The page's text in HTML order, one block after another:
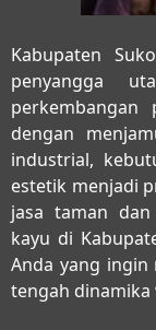
Kabupaten
penyangga
dengan
industrial,
estetik menjadi
jasa taman
kayu di
Anda yang ingin
tengah dinamika